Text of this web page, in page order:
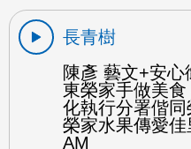
長青樹
陳彥 藝文+安
東榮家手做美
化執行分署偕
榮家水果傳愛
AM